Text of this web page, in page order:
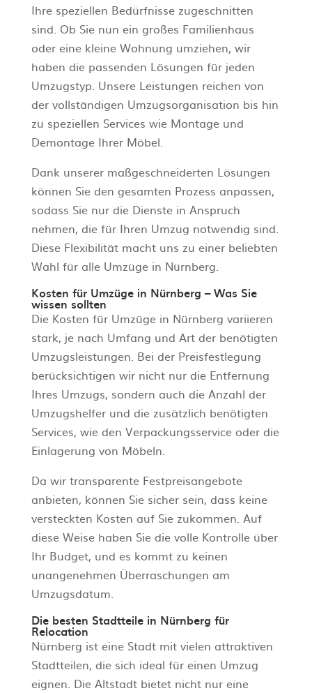
Ihre speziellen Bedürfnisse zugeschnitten
sind. Ob Sie nun ein großes Familienhaus
oder eine kleine Wohnung umziehen, wir
haben die passenden Lösungen für jeden
Umzugstyp. Unsere Leistungen reichen von
der vollständigen Umzugsorganisation bis hin
zu speziellen Services wie Montage und
Demontage Ihrer Möbel.
Dank unserer maßgeschneiderten Lösungen
können Sie den gesamten Prozess anpassen,
sodass Sie nur die Dienste in Anspruch
nehmen, die für Ihren Umzug notwendig sind.
Diese Flexibilität macht uns zu einer beliebten
Wahl für alle Umzüge in Nürnberg.
Kosten für Umzüge in Nürnberg – Was Sie
wissen sollten
Die Kosten für Umzüge in Nürnberg variieren
stark, je nach Umfang und Art der benötigten
Umzugsleistungen. Bei der Preisfestlegung
berücksichtigen wir nicht nur die Entfernung
Ihres Umzugs, sondern auch die Anzahl der
Umzugshelfer und die zusätzlich benötigten
Services, wie den Verpackungsservice oder die
Einlagerung von Möbeln.
Da wir transparente Festpreisangebote
anbieten, können Sie sicher sein, dass keine
versteckten Kosten auf Sie zukommen. Auf
diese Weise haben Sie die volle Kontrolle über
Ihr Budget, und es kommt zu keinen
unangenehmen Überraschungen am
Umzugsdatum.
Die besten Stadtteile in Nürnberg für
Relocation
Nürnberg ist eine Stadt mit vielen attraktiven
Stadtteilen, die sich ideal für einen Umzug
eignen. Die Altstadt bietet nicht nur eine